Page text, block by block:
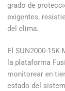
grado de
exigentes,
del clima.
El SUN2000-
la plataforma
monitorear en
estado del